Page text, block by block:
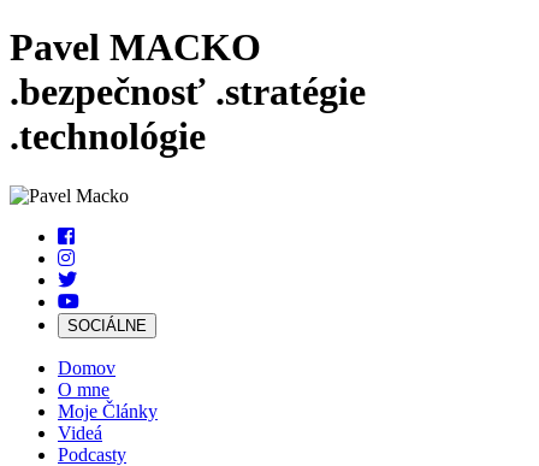
Pavel MACKO
.bezpečnosť .stratégie
.technológie
SOCIÁLNE
Domov
O mne
Moje Články
Videá
Podcasty